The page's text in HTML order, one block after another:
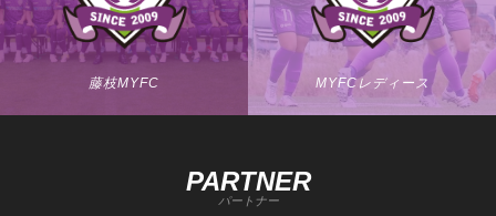
藤枝MYFC MYFCレディース
PARTNER
パートナー